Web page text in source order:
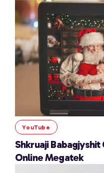
YouTube
Shkruaji Babagjyshit
Online Megatek